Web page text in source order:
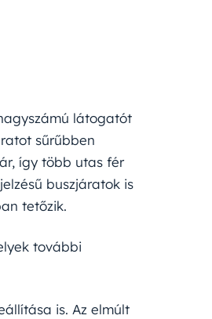
látogatót
sűrűbben
így több utas fér
buszjáratok is
tetőzik.
további
is. Az elmúlt